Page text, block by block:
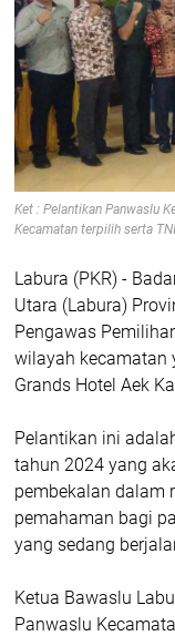
Ket : Pelantikan Panwaslu
Kecamatan terpilih serta
Labura (PKR) -
Utara (Labura)
Pengawas
wilayah kecamatan
Grands Hotel Aek
Pelantikan ini
tahun 2024 yang
pembekalan dalam
pemahaman bagi
yang sedang
Ketua Bawaslu
Panwaslu